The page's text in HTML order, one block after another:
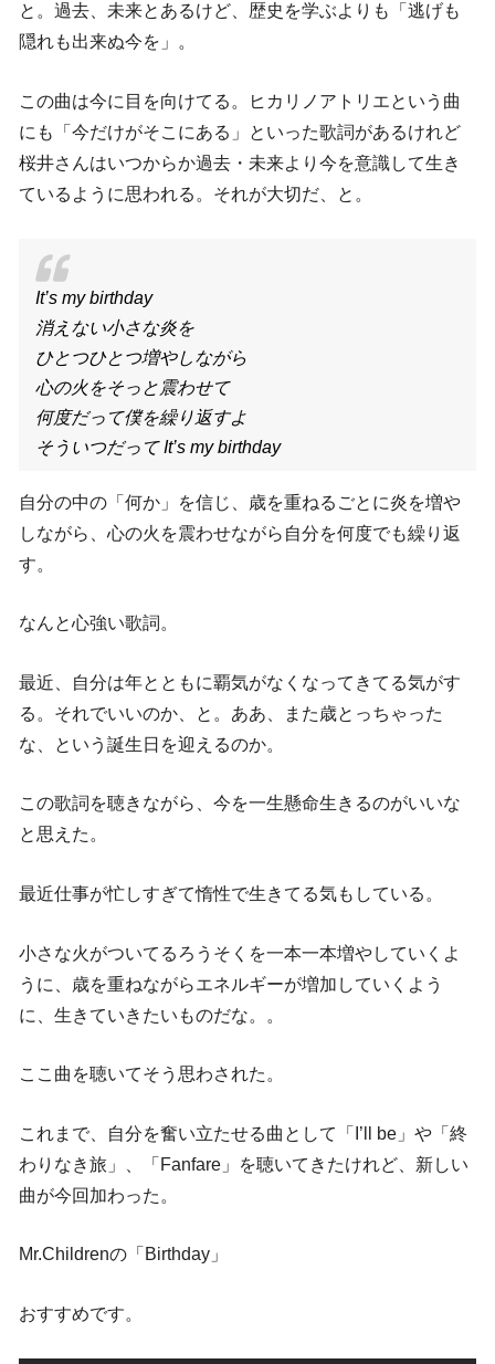
と。過去、未来とあるけど、歴史を学ぶよりも「逃げも
隠れも出来ぬ今を」。
この曲は今に目を向けてる。ヒカリノアトリエという曲
にも「今だけがそこにある」といった歌詞があるけれど
桜井さんはいつからか過去・未来より今を意識して生き
ているように思われる。それが大切だ、と。
It’s my birthday
消えない小さな炎を
ひとつひとつ増やしながら
心の火をそっと震わせて
何度だって僕を繰り返すよ
そういつだって It’s my birthday
自分の中の「何か」を信じ、歳を重ねるごとに炎を増や
しながら、心の火を震わせながら自分を何度でも繰り返
す。
なんと心強い歌詞。
最近、自分は年とともに覇気がなくなってきてる気がす
る。それでいいのか、と。ああ、また歳とっちゃった
な、という誕生日を迎えるのか。
この歌詞を聴きながら、今を一生懸命生きるのがいいな
と思えた。
最近仕事が忙しすぎて惰性で生きてる気もしている。
小さな火がついてるろうそくを一本一本増やしていくよ
うに、歳を重ねながらエネルギーが増加していくよう
に、生きていきたいものだな。。
ここ曲を聴いてそう思わされた。
これまで、自分を奮い立たせる曲として「I’ll be」や「終
わりなき旅」、「Fanfare」を聴いてきたけれど、新しい
曲が今回加わった。
Mr.Childrenの「Birthday」
おすすめです。